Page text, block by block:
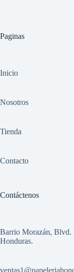
Paginas
Inicio
Nosotros
Tienda
Contacto
Contáctenos
Barrio Morazán, Blvd.
Honduras.
ventas1